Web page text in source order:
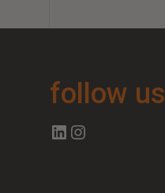
follow us
Follow us on Linkedin
Follow us on Instagram